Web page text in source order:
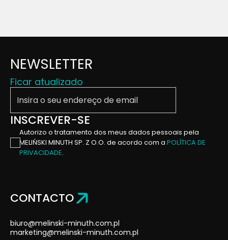
NEWSLETTER
Ficar atualizado
INSCREVER-SE
Autorizo ​​o tratamento dos meus dados pessoais pela
MELIŃSKI MINUTH SP. Z O.O. de acordo com a POLÍTICA DE
PRIVACIDADE.
CONTACTO
biuro@melinski-minuth.com.pl
marketing@melinski-minuth.com.pl